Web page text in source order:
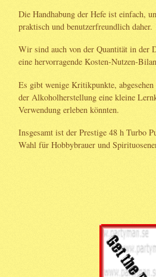
Die Handhabung der Hefe ist einfach,
praktisch und benutzerfreundlich daher.
Wir sind auch von der Quantität in der
eine hervorragende Kosten-Nutzen-
Es gibt wenige Kritikpunkte,
der Alkoholherstellung eine kleine
Verwendung erleben könnten.
Insgesamt ist der Prestige 48 h Turbo
Wahl für Hobbybrauer und